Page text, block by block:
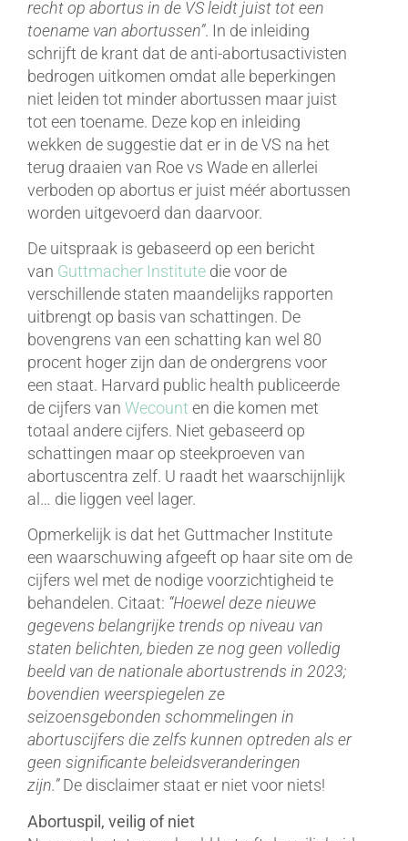
recht op abortus in de VS leidt juist tot een
toename van abortussen”. In de inleiding
schrijft de krant dat de anti-abortusactivisten
bedrogen uitkomen omdat alle beperkingen
niet leiden tot minder abortussen maar juist
tot een toename. Deze kop en inleiding
wekken de suggestie dat er in de VS na het
terug draaien van Roe vs Wade en allerlei
verboden op abortus er juist méér abortussen
worden uitgevoerd dan daarvoor.
De uitspraak is gebaseerd op een bericht
van Guttmacher Institute die voor de
verschillende staten maandelijks rapporten
uitbrengt op basis van schattingen. De
bovengrens van een schatting kan wel 80
procent hoger zijn dan de ondergrens voor
een staat. Harvard public health publiceerde
de cijfers van Wecount en die komen met
totaal andere cijfers. Niet gebaseerd op
schattingen maar op steekproeven van
abortuscentra zelf. U raadt het waarschijnlijk
al… die liggen veel lager.
Opmerkelijk is dat het Guttmacher Institute
een waarschuwing afgeeft op haar site om de
cijfers wel met de nodige voorzichtigheid te
behandelen. Citaat: “Hoewel deze nieuwe
gegevens belangrijke trends op niveau van
staten belichten, bieden ze nog geen volledig
beeld van de nationale abortustrends in 2023;
bovendien weerspiegelen ze
seizoensgebonden schommelingen in
abortuscijfers die zelfs kunnen optreden als er
geen significante beleidsveranderingen
zijn.”De disclaimer staat er niet voor niets!
Abortuspil, veilig of niet